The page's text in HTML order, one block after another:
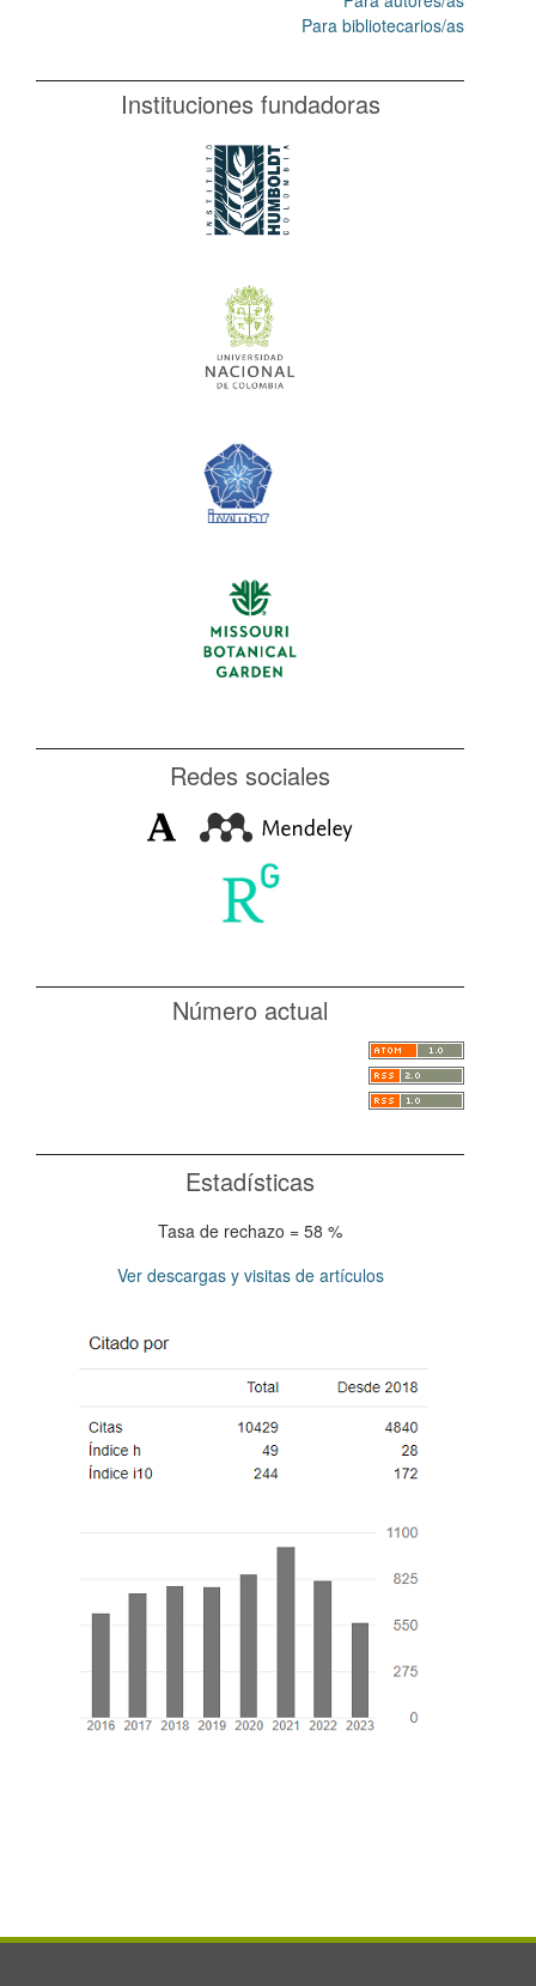
Para bibliotecarios/as
Instituciones fundadoras
Redes sociales
Número actual
Estadísticas
Tasa de rechazo = 58 %
Ver descargas y visitas de artículos